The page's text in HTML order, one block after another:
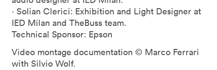
· Solian Clerici: Exhibition and Light Designer at
IED Milan and TheBuss team.
Technical Sponsor: Epson
Video montage documentation © Marco Ferrari
with Silvio Wolf.